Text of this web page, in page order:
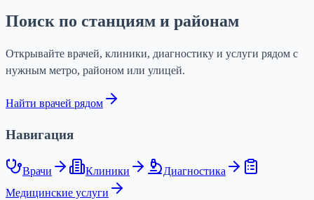
Поиск по станциям и районам
Открывайте врачей, клиники, диагностику и услуги рядом с
нужным метро, районом или улицей.
Найти врачей рядом
Навигация
Врачи Клиники
Диагностика
Медицинские услуги